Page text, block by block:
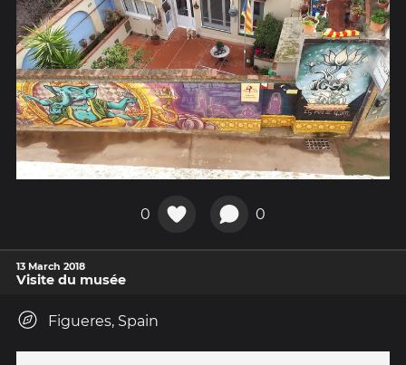
0 0
13 March 2018
Visite du musée
Figueres, Spain